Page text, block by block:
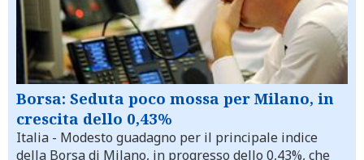
Borsa: Seduta poco mossa per Milano, in
crescita dello 0,43%
Italia - Modesto guadagno per il principale indice
della Borsa di Milano, in progresso dello 0,43%, che